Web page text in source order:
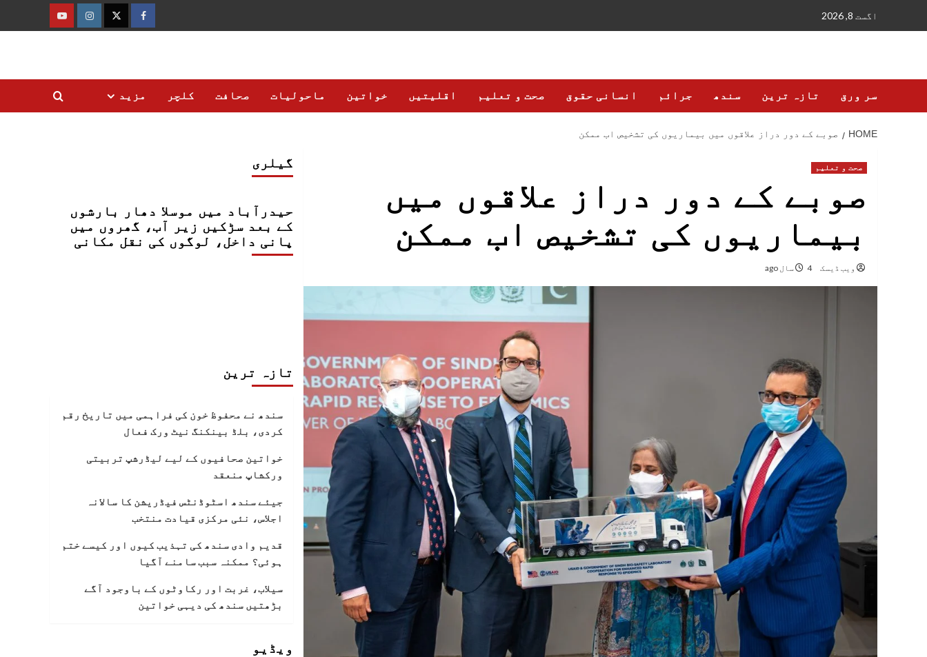
اگست 8, 2026
فیس
ٹوئٹرانسٹاگرام
یوٹیوب
سر ورق تازہ ترین سندھ جرائم انسانی حقوق صحت و تعلیم اقلیتیں خواتین ماحولیات صحافت کلچر مزید
HOME صوبے کے دور دراز علاقوں میں بیماریوں کی تشخیص اب ممکن
صحت و تعلیم
صوبے کے دور دراز علاقوں میں
بیماریوں کی تشخیص اب ممکن
ویب ڈیسک 4 سال ago
گیلری
حیدرآباد میں موسلا دھار بارشوں
کے بعد سڑکیں زیر آب، گھروں میں
پانی داخل، لوگوں کی نقل مکانی
تازہ ترین
سندھ نے محفوظ خون کی فراہمی میں تاریخ رقم
کردی، بلڈ بینکنگ نیٹ ورک فعال
خواتین صحافیوں کے لیے لیڈرشپ تربیتی
ورکشاپ منعقد
جیئے سندھ اسٹوڈنٹس فیڈریشن کا سالانہ
اجلاس، نئی مرکزی قیادت منتخب
قدیم وادی سندھ کی تہذیب کیوں اور کیسے ختم
ہوئی؟ ممکنہ سبب سامنے آگیا
سیلاب، غربت اور رکاوٹوں کے باوجود آگے
بڑھتیں سندھ کی دیہی خواتین
ویڈیو